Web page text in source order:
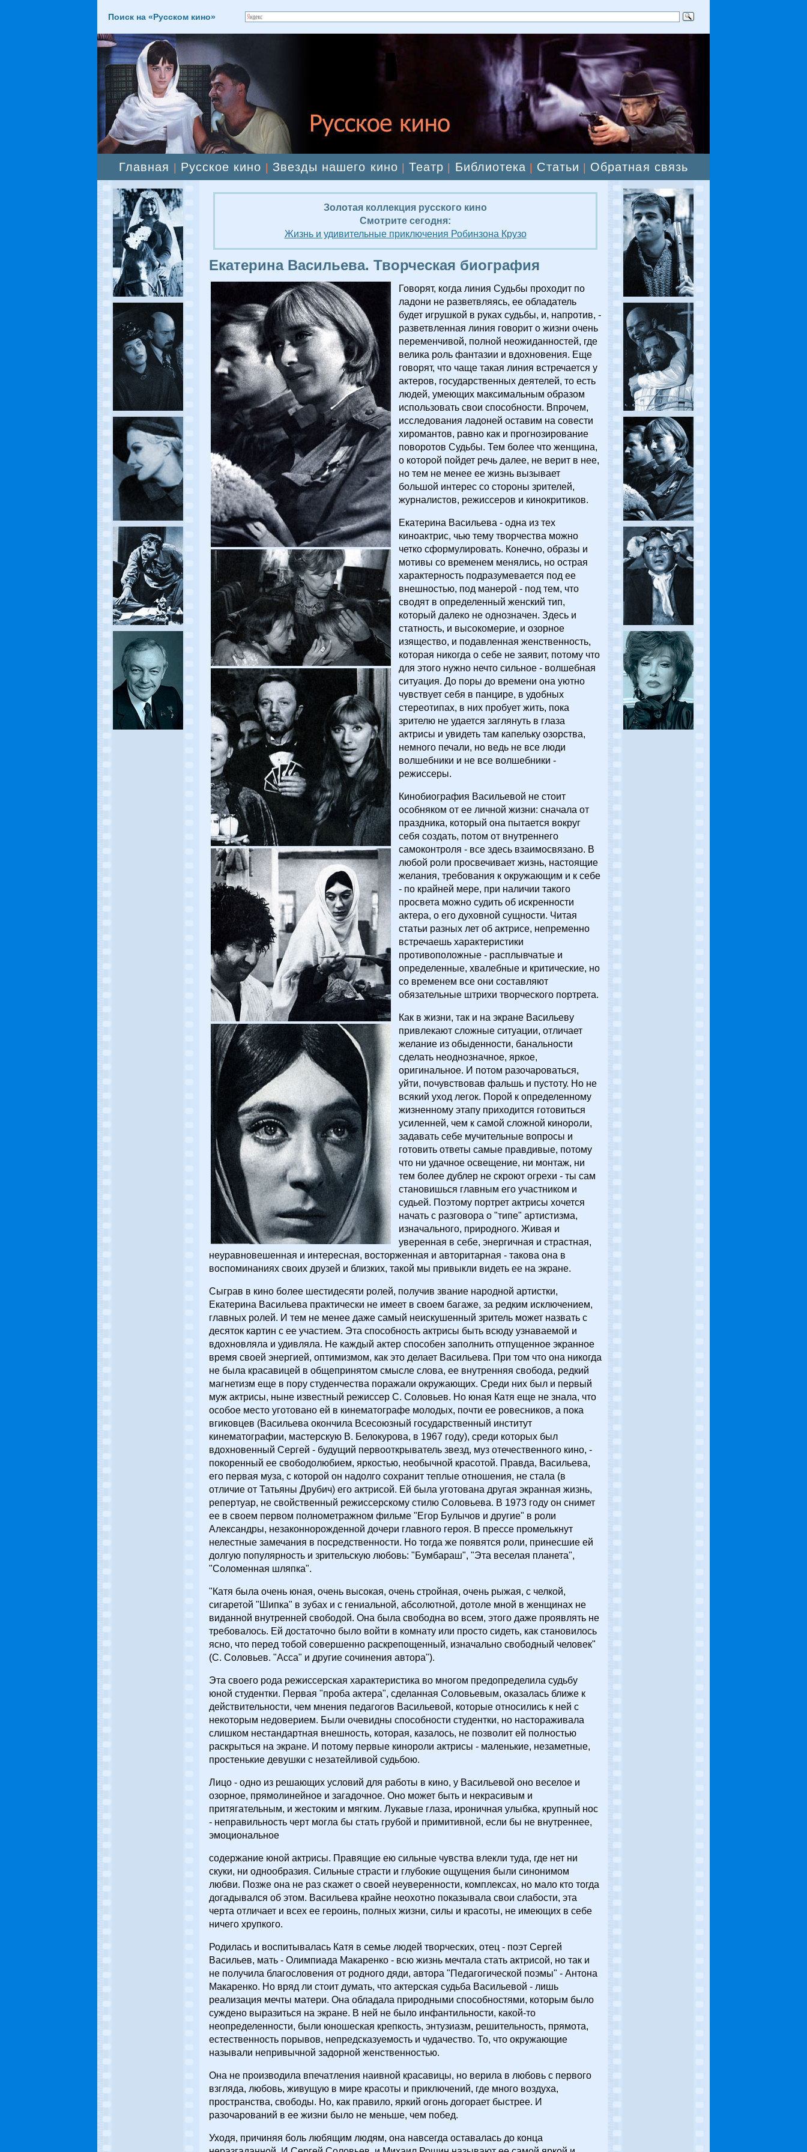
Поиск на «Русском кино»
Главная Русское кино Звезды нашего кино |Театр Библиотека Статьи Обратная связь
Золотая коллекция русского кино
Смотрите сегодня:
Жизнь и удивительные приключения Робинзона Крузо
Екатерина Васильева. Творческая биография
Говорят, когда линия Судьбы проходит по
ладони не разветвляясь, ее обладатель
будет игрушкой в руках судьбы, и, напротив, -
разветвленная линия говорит о жизни очень
переменчивой, полной неожиданностей, где
велика роль фантазии и вдохновения. Еще
говорят, что чаще такая линия встречается у
актеров, государственных деятелей, то есть
людей, умеющих максимальным образом
использовать свои способности. Впрочем,
исследования ладоней оставим на совести
хиромантов, равно как и прогнозирование
поворотов Судьбы. Тем более что женщина,
о которой пойдет речь далее, не верит в нее,
но тем не менее ее жизнь вызывает
большой интерес со стороны зрителей,
журналистов, режиссеров и кинокритиков.
Екатерина Васильева - одна из тех
киноактрис, чью тему творчества можно
четко сформулировать. Конечно, образы и
мотивы со временем менялись, но острая
характерность подразумевается под ее
внешностью, под манерой - под тем, что
сводят в определенный женский тип,
который далеко не однозначен. Здесь и
статность, и высокомерие, и озорное
изящество, и подавленная женственность,
которая никогда о себе не заявит, потому что
для этого нужно нечто сильное - волшебная
ситуация. До поры до времени она уютно
чувствует себя в панцире, в удобных
стереотипах, в них пробует жить, пока
зрителю не удается заглянуть в глаза
актрисы и увидеть там капельку озорства,
немного печали, но ведь не все люди
волшебники и не все волшебники -
режиссеры.
Кинобиография Васильевой не стоит
особняком от ее личной жизни: сначала от
праздника, который она пытается вокруг
себя создать, потом от внутреннего
самоконтроля - все здесь взаимосвязано. В
любой роли просвечивает жизнь, настоящие
желания, требования к окружающим и к себе
- по крайней мере, при наличии такого
просвета можно судить об искренности
актера, о его духовной сущности. Читая
статьи разных лет об актрисе, непременно
встречаешь характеристики
противоположные - расплывчатые и
определенные, хвалебные и критические, но
со временем все они составляют
обязательные штрихи творческого портрета.
Как в жизни, так и на экране Васильеву
привлекают сложные ситуации, отличает
желание из обыденности, банальности
сделать неоднозначное, яркое,
оригинальное. И потом разочароваться,
уйти, почувствовав фальшь и пустоту. Но не
всякий уход легок. Порой к определенному
жизненному этапу приходится готовиться
усиленней, чем к самой сложной кинороли,
задавать себе мучительные вопросы и
готовить ответы самые правдивые, потому
что ни удачное освещение, ни монтаж, ни
тем более дублер не скроют огрехи - ты сам
становишься главным его участником и
судьей. Поэтому портрет актрисы хочется
начать с разговора о "типе" артистизма,
изначального, природного. Живая и
уверенная в себе, энергичная и страстная,
неуравновешенная и интересная, восторженная и авторитарная - такова она в
воспоминаниях своих друзей и близких, такой мы привыкли видеть ее на экране.
Сыграв в кино более шестидесяти ролей, получив звание народной артистки,
Екатерина Васильева практически не имеет в своем багаже, за редким исключением,
главных ролей. И тем не менее даже самый неискушенный зритель может назвать с
десяток картин с ее участием. Эта способность актрисы быть всюду узнаваемой и
вдохновляла и удивляла. Не каждый актер способен заполнить отпущенное экранное
время своей энергией, оптимизмом, как это делает Васильева. При том что она никогда
не была красавицей в общепринятом смысле слова, ее внутренняя свобода, редкий
магнетизм еще в пору студенчества поражали окружающих. Среди них был и первый
муж актрисы, ныне известный режиссер С. Соловьев. Но юная Катя еще не знала, что
особое место уготовано ей в кинематографе молодых, почти ее ровесников, а пока
вгиковцев (Васильева окончила Всесоюзный государственный институт
кинематографии, мастерскую В. Белокурова, в 1967 году), среди которых был
вдохновенный Сергей - будущий первооткрыватель звезд, муз отечественного кино, -
покоренный ее свободолюбием, яркостью, необычной красотой. Правда, Васильева,
его первая муза, с которой он надолго сохранит теплые отношения, не стала (в
отличие от Татьяны Друбич) его актрисой. Ей была уготована другая экранная жизнь,
репертуар, не свойственный режиссерскому стилю Соловьева. В 1973 году он снимет
ее в своем первом полнометражном фильме "Егор Булычов и другие" в роли
Александры, незаконнорожденной дочери главного героя. В прессе промелькнут
нелестные замечания в посредственности. Но тогда же появятся роли, принесшие ей
долгую популярность и зрительскую любовь: "Бумбараш", "Эта веселая планета",
"Соломенная шляпка".
"Катя была очень юная, очень высокая, очень стройная, очень рыжая, с челкой,
сигаретой "Шипка" в зубах и с гениальной, абсолютной, дотоле мной в женщинах не
виданной внутренней свободой. Она была свободна во всем, этого даже проявлять не
требовалось. Ей достаточно было войти в комнату или просто сидеть, как становилось
ясно, что перед тобой совершенно раскрепощенный, изначально свободный человек"
(С. Соловьев. "Асса" и другие сочинения автора").
Эта своего рода режиссерская характеристика во многом предопределила судьбу
юной студентки. Первая "проба актера", сделанная Соловьевым, оказалась ближе к
действительности, чем мнения педагогов Васильевой, которые относились к ней с
некоторым недоверием. Были очевидны способности студентки, но настораживала
слишком нестандартная внешность, которая, казалось, не позволит ей полностью
раскрыться на экране. И потому первые кинороли актрисы - маленькие, незаметные,
простенькие девушки с незатейливой судьбою.
Лицо - одно из решающих условий для работы в кино, у Васильевой оно веселое и
озорное, прямолинейное и загадочное. Оно может быть и некрасивым и
притягательным, и жестоким и мягким. Лукавые глаза, ироничная улыбка, крупный нос
- неправильность черт могла бы стать грубой и примитивной, если бы не внутреннее,
эмоциональное
содержание юной актрисы. Правящие ею сильные чувства влекли туда, где нет ни
скуки, ни однообразия. Сильные страсти и глубокие ощущения были синонимом
любви. Позже она не раз скажет о своей неуверенности, комплексах, но мало кто тогда
догадывался об этом. Васильева крайне неохотно показывала свои слабости, эта
черта отличает и всех ее героинь, полных жизни, силы и красоты, не имеющих в себе
ничего хрупкого.
Родилась и воспитывалась Катя в семье людей творческих, отец - поэт Сергей
Васильев, мать - Олимпиада Макаренко - всю жизнь мечтала стать актрисой, но так и
не получила благословения от родного дяди, автора "Педагогической поэмы" - Антона
Макаренко. Но вряд ли стоит думать, что актерская судьба Васильевой - лишь
реализация мечты матери. Она обладала природными способностями, которым было
суждено выразиться на экране. В ней не было инфантильности, какой-то
неопределенности, были юношеская крепкость, энтузиазм, решительность, прямота,
естественность порывов, непредсказуемость и чудачество. То, что окружающие
называли непривычной задорной женственностью.
Она не производила впечатления наивной красавицы, но верила в любовь с первого
взгляда, любовь, живущую в мире красоты и приключений, где много воздуха,
пространства, свободы. Но, как правило, яркий огонь догорает быстрее. И
разочарований в ее жизни было не меньше, чем побед.
Уходя, причиняя боль любящим людям, она навсегда оставалась до конца